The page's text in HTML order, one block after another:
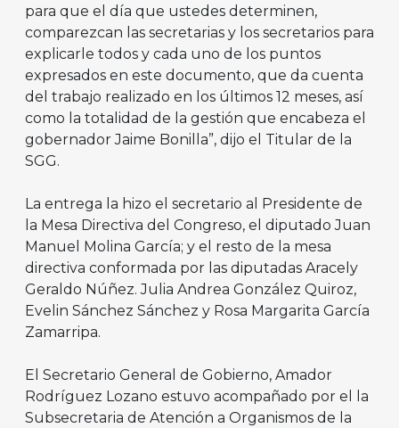
para que el día que ustedes determinen,
comparezcan las secretarias y los secretarios para
explicarle todos y cada uno de los puntos
expresados en este documento, que da cuenta
del trabajo realizado en los últimos 12 meses, así
como la totalidad de la gestión que encabeza el
gobernador Jaime Bonilla”, dijo el Titular de la
SGG.
La entrega la hizo el secretario al Presidente de
la Mesa Directiva del Congreso, el diputado Juan
Manuel Molina García; y el resto de la mesa
directiva conformada por las diputadas Aracely
Geraldo Núñez. Julia Andrea González Quiroz,
Evelin Sánchez Sánchez y Rosa Margarita García
Zamarripa.
El Secretario General de Gobierno, Amador
Rodríguez Lozano estuvo acompañado por el la
Subsecretaria de Atención a Organismos de la